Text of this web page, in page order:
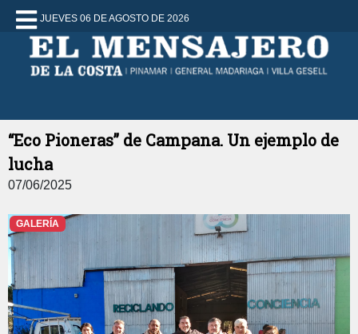
JUEVES 06 DE AGOSTO DE 2026
“Eco Pioneras” de Campana. Un ejemplo de
lucha
07/06/2025
GALERÍA